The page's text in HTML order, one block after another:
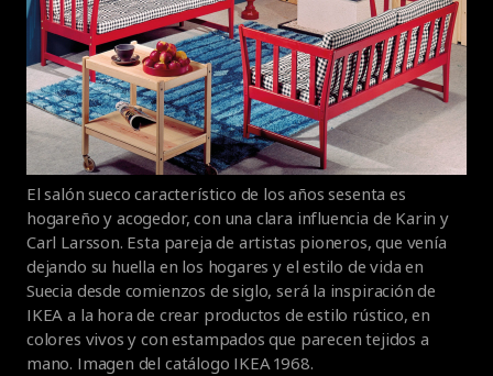
El salón sueco característico de los años sesenta es
hogareño y acogedor, con una clara influencia de Karin y
Carl Larsson. Esta pareja de artistas pioneros, que venía
dejando su huella en los hogares y el estilo de vida en
Suecia desde comienzos de siglo, será la inspiración de
IKEA a la hora de crear productos de estilo rústico, en
colores vivos y con estampados que parecen tejidos a
mano. Imagen del catálogo IKEA 1968.